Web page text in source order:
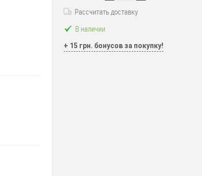
Рассчитать доставку
В наличии
+ 15 грн. бонусов за покупку!